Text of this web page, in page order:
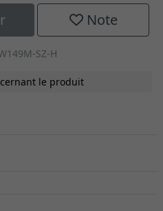
Note
SZ-H
le produit